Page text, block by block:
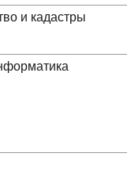
и кадастры